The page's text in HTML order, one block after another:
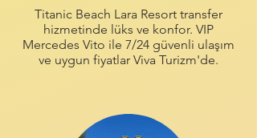
Titanic Beach Lara Resort transfer
hizmetinde lüks ve konfor. VIP
Mercedes Vito ile 7/24 güvenli ulaşım
ve uygun fiyatlar Viva Turizm'de.